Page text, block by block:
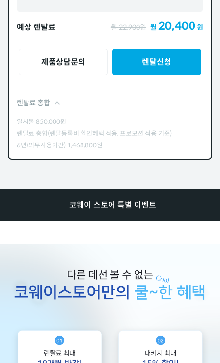
예상 렌탈료 월22,900원 월 20,400원
제품상담문의 렌탈신청
렌탈료 총합
일시불850,000원
렌탈료 총합(렌탈등록비 할인혜택 적용, 프로모션 적용 기준)
6년(의무사용기간) 1,468,800원
코웨이 스토어 특별 이벤트